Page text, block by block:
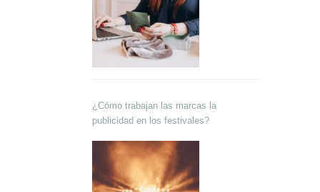
¿Cómo trabajan las marcas la
publicidad en los festivales?